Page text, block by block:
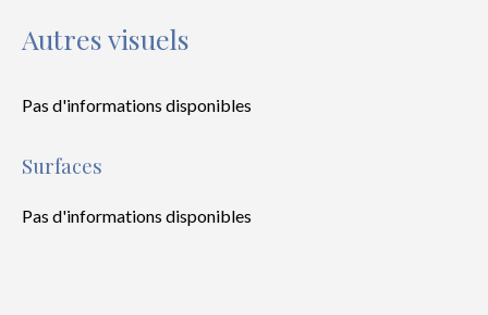
Autres visuels
Pas d'informations disponibles
Surfaces
Pas d'informations disponibles